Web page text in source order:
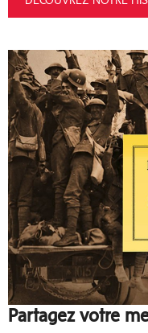
Partagez votre